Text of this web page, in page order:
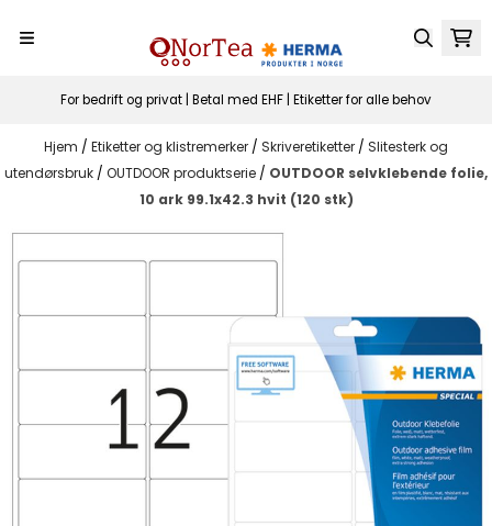
For bedrift og privat | Betal med EHF | Etiketter for alle behov
Hjem / Etiketter og klistremerker / Skriveretiketter / Slitesterk og
utendørsbruk / OUTDOOR produktserie / OUTDOOR selvklebende folie,
10 ark 99.1x42.3 hvit (120 stk)